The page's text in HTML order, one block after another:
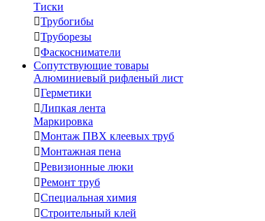
Тиски
Трубогибы
Труборезы
Фаскосниматели
Сопутствующие товары
Алюминиевый рифленый лист
Герметики
Липкая лента
Маркировка
Монтаж ПВХ клеевых труб
Монтажная пена
Ревизионные люки
Ремонт труб
Специальная химия
Строительный клей